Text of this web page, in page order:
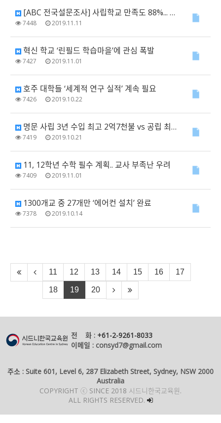
[ABC 전국설문조사] 사립학교 만족도 88%... 공립보다 높아
7448 2019.11.11
혁신 학교 ‘린필드 학습마을’에 관심 폭발
7427 2019.11.01
호주 대학들 ‘세계적 연구 실적’ 계속 필요
7426 2019.10.22
명문 사립 3년 수입 최고 2억7천불 vs 공립 최저 43만5천불
7419 2019.10.21
11, 12학년 수학 필수 계획.. 교사 부족난 우려
7409 2019.11.01
1300개교 중 27개만 ‘에어컨 설치’ 완료
7378 2019.10.14
11 12 13 14 15 16 17
18 19 20
전 화 : +61-2-9261-8033
이메일 : consyd7@gmail.com
주소 : Suite 601, Level 6, 287 Elizabeth Street, Sydney, NSW 2000
Australia
COPYRIGHT ⓒ SINCE 2018 시드니한국교육원.
ALL RIGHTS RESERVED.